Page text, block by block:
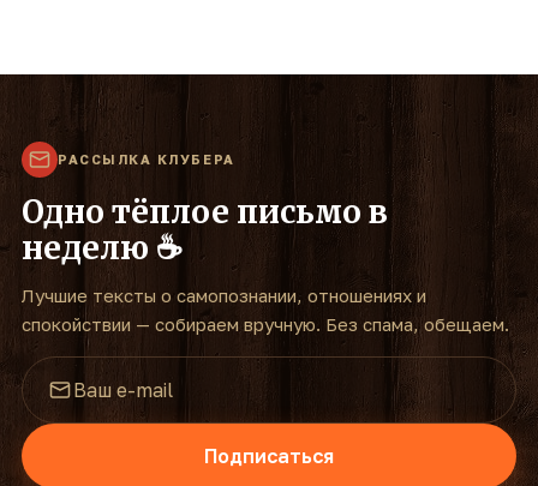
РАССЫЛКА КЛУБЕРА
Одно тёплое письмо в
неделю ☕
Лучшие тексты о самопознании, отношениях и
спокойствии — собираем вручную. Без спама, обещаем.
Подписаться